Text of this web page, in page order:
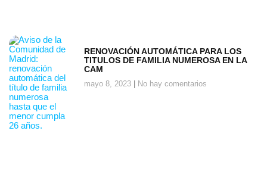
RENOVACIÓN AUTOMÁTICA PARA LOS
TITULOS DE FAMILIA NUMEROSA EN LA
CAM
mayo 8, 2023 No hay comentarios